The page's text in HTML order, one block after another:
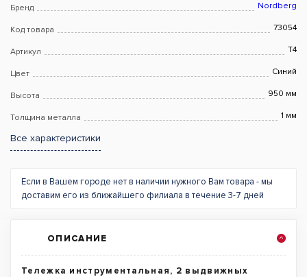
Бренд Nordberg
Код товара 73054
Артикул T4
Цвет Синий
Высота 950 мм
Толщина металла 1 мм
Все характеристики
Если в Вашем городе нет в наличии нужного Вам товара - мы
доставим его из ближайшего филиала в течение 3-7 дней
ОПИСАНИЕ
Тележка инструментальная, 2 выдвижных